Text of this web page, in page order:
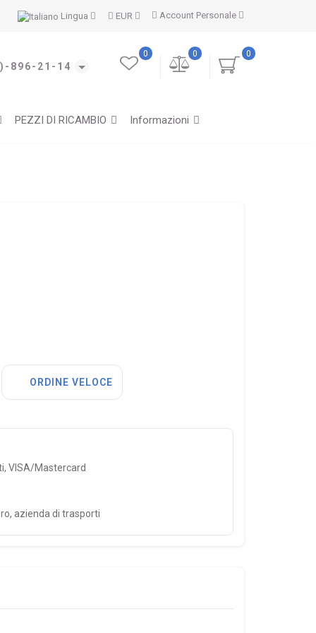
Account Personale
EUR
Lingua
896-21-14
0
0
0
PEZZI DI RICAMBIO Informazioni
ORDINE VELOCE
VISA/Mastercard
azienda di trasporti